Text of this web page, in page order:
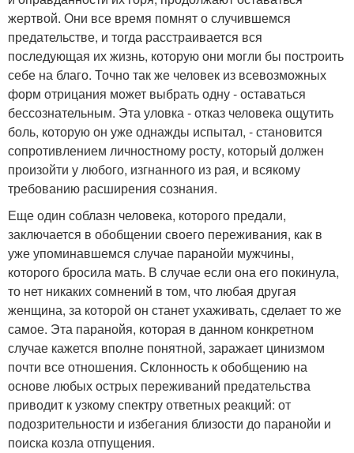
жертвой. Они все время помнят о случившемся
предательстве, и тогда расстраивается вся
последующая их жизнь, которую они могли бы построить
себе на благо. Точно так же человек из всевозможных
форм отрицания может выбрать одну - оставаться
бессознательным. Эта уловка - отказ человека ощутить
боль, которую он уже однажды испытал, - становится
сопротивлением личностному росту, который должен
произойти у любого, изгнанного из рая, и всякому
требованию расширения сознания.
Еще один соблазн человека, которого предали,
заключается в обобщении своего переживания, как в
уже упоминавшемся случае паранойи мужчины,
которого бросила мать. В случае если она его покинула,
то нет никаких сомнений в том, что любая другая
женщина, за которой он станет ухаживать, сделает то же
самое. Эта паранойя, которая в данном конкретном
случае кажется вполне понятной, заражает цинизмом
почти все отношения. Склонность к обобщению на
основе любых острых переживаний предательства
приводит к узкому спектру ответных реакций: от
подозрительности и избегания близости до паранойи и
поиска козла отпущения.